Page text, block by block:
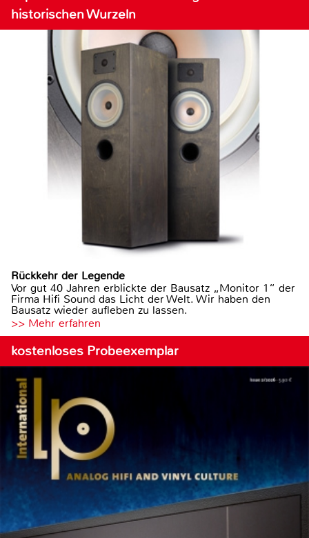
historischen Wurzeln
Rückkehr der Legende
Vor gut 40 Jahren erblickte der Bausatz „Monitor 1“ der
Firma Hifi Sound das Licht der Welt. Wir haben den
Bausatz wieder aufleben zu lassen.
>> Mehr erfahren
kostenloses Probeexemplar